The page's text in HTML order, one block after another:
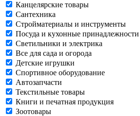
Канцелярские товары
Сантехника
Стройматериалы и инструменты
Посуда и кухонные принадлежности
Светильники и электрика
Все для сада и огорода
Детские игрушки
Спортивное оборудование
Автозапчасти
Текстильные товары
Книги и печатная продукция
Зоотовары